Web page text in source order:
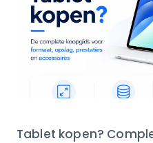
Tablet kopen?